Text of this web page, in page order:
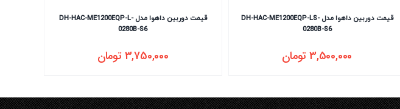
قیمت دوربین داهوا مدل DH-HAC-ME1200EQP-LS-
0280B-S6
3,500,000تومان
قیمت دوربین داهوا مدل DH-HAC-ME1200EQP-L-
0280B-S6
3,750,000تومان